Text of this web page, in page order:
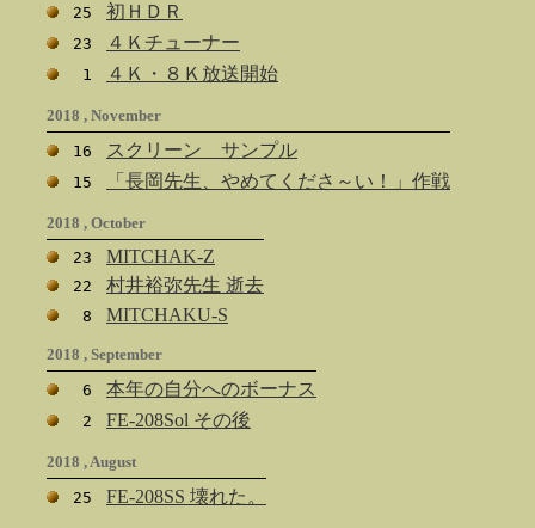
25 初ＨＤＲ
23 ４Ｋチューナー
1 ４Ｋ・８Ｋ放送開始
2018 , November
16
スクリーン サンプル
15 「長岡先生、やめてくださ～い！」作戦
2018 , October
23
MITCHAK-Z
22 村井裕弥先生 逝去
8 MITCHAKU-S
2018 , September
6
本年の自分へのボーナス
2 FE-208Sol その後
2018 , August
25
FE-208SS 壊れた。